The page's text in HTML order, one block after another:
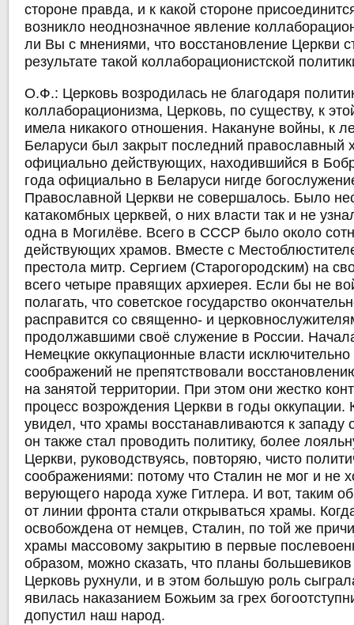
стороне правда, и к какой стороне
возникло неоднозначное явление
ли Вы с мнениями, что восстановление Церкви
результате такой коллаборационистской
О.Ф.: Церковь возродилась не благодаря
коллаборационизма, Церковь, по существу, к
имела никакого отношения. Накануне войны, к
Беларуси был закрыт последний православный
официально действующих, находившийся в
года официально в Беларуси нигде
Православной Церкви не совершалось. Было
катакомбных церквей, о них власти так и не
одна в Могилёве. Всего в СССР было около
действующих храмов. Вместе с
престола митр. Сергием (Старогородским) на
всего четыре правящих архиерея. Если бы не
полагать, что советское государство
расправится со священно- и
продолжавшими своё служение в России.
Немецкие оккупационные власти исключительно
соображений не препятствовали
на занятой территории. При этом они жестко
процесс возрождения Церкви в годы оккупации.
увидел, что храмы восстанавливаются к западу
он также стал проводить политику, более
Церкви, руководствуясь, повторяю, чисто
соображениями: потому что Сталин не мог и не
верующего народа хуже Гитлера. И вот, таким
от линии фронта стали открываться храмы.
освобождена от немцев, Сталин, по той же
храмы массовому закрытию в первые
образом, можно сказать, что планы большевиков
Церковь рухнули, и в этом большую роль
явилась наказанием Божьим за грех
допустил наш народ.